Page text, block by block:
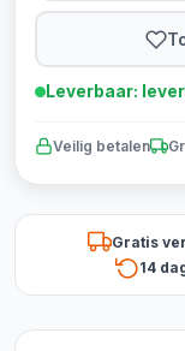
Leverbaar:
Veilig betalen
Gratis
14